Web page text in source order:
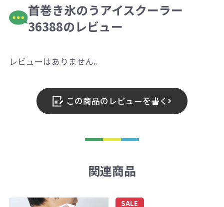
首巻き氷のうアイスクーラー
36388のレビュー
レビューはありません。
この商品のレビューを書く
関連商品
SALE